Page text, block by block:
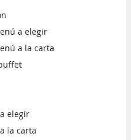
a elegir
a la carta
elegir
la carta